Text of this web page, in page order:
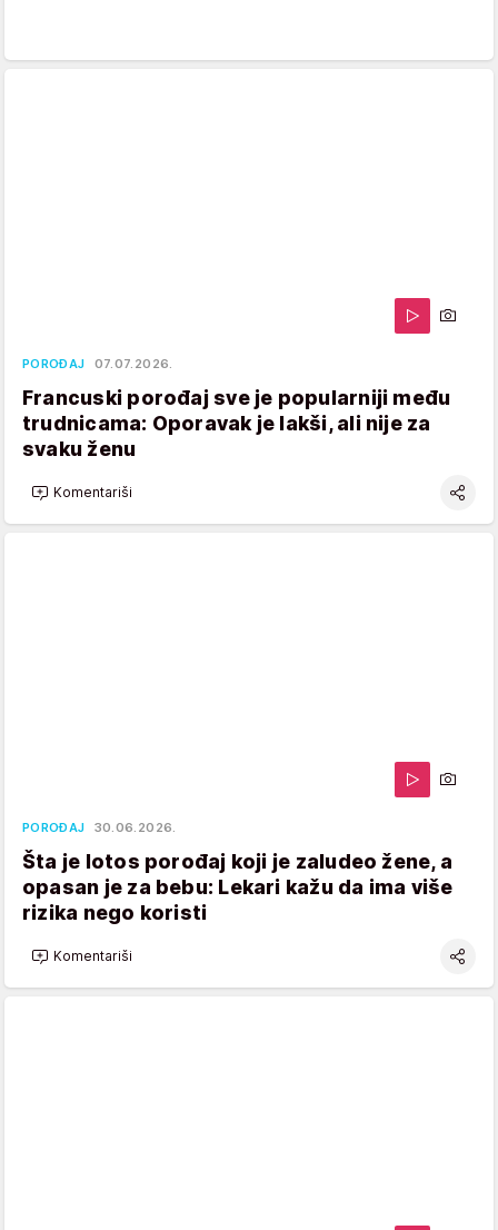
POROĐAJ 07.07.2026.
Francuski porođaj sve je popularniji među
trudnicama: Oporavak je lakši, ali nije za
svaku ženu
Komentariši
POROĐAJ 30.06.2026.
Šta je lotos porođaj koji je zaludeo žene, a
opasan je za bebu: Lekari kažu da ima više
rizika nego koristi
Komentariši